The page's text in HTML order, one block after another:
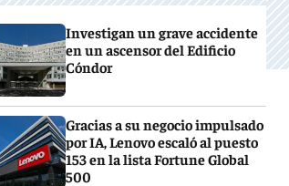
Investigan un grave accidente
en un ascensor del Edificio
Cóndor
Gracias a su negocio impulsado
por IA, Lenovo escaló al puesto
153 en la lista Fortune Global
500